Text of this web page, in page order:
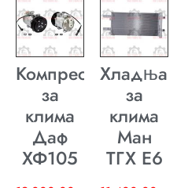
Компресор
за
клима
Даф
ХФ105
Хладњак
за
клима
Ман
ТГХ E6